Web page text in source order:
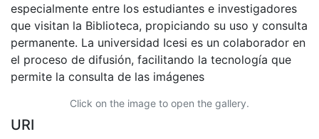
especialmente entre los estudiantes e investigadores
que visitan la Biblioteca, propiciando su uso y consulta
permanente. La universidad Icesi es un colaborador en
el proceso de difusión, facilitando la tecnología que
permite la consulta de las imágenes
Click on the image to open the gallery.
URI